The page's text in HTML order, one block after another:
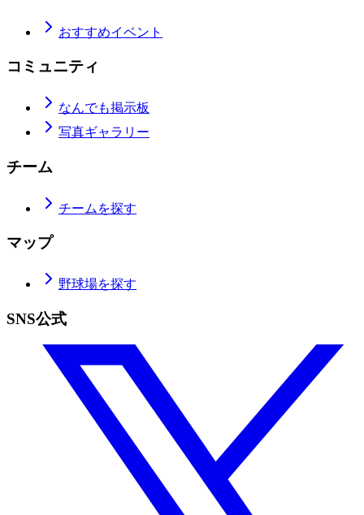
おすすめイベント
コミュニティ
なんでも掲示板
写真ギャラリー
チーム
チームを探す
マップ
野球場を探す
SNS公式